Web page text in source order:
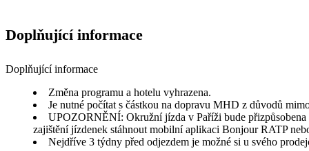
Doplňující informace
Doplňující informace
Změna programu a hotelu vyhrazena.
Je nutné počítat s částkou na dopravu MHD z důvodů
UPOZORNĚNÍ: Okružní jízda v Paříži bude
zajištění jízdenek stáhnout mobilní aplikaci Bonjour RATP
Nejdříve 3 týdny před odjezdem je možné si u svého